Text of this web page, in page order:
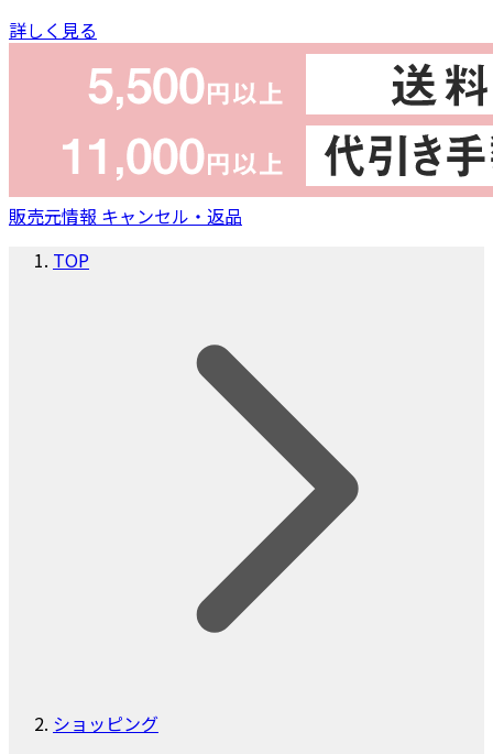
詳しく見る
販売元情報 キャンセル・返品
TOP
ショッピング